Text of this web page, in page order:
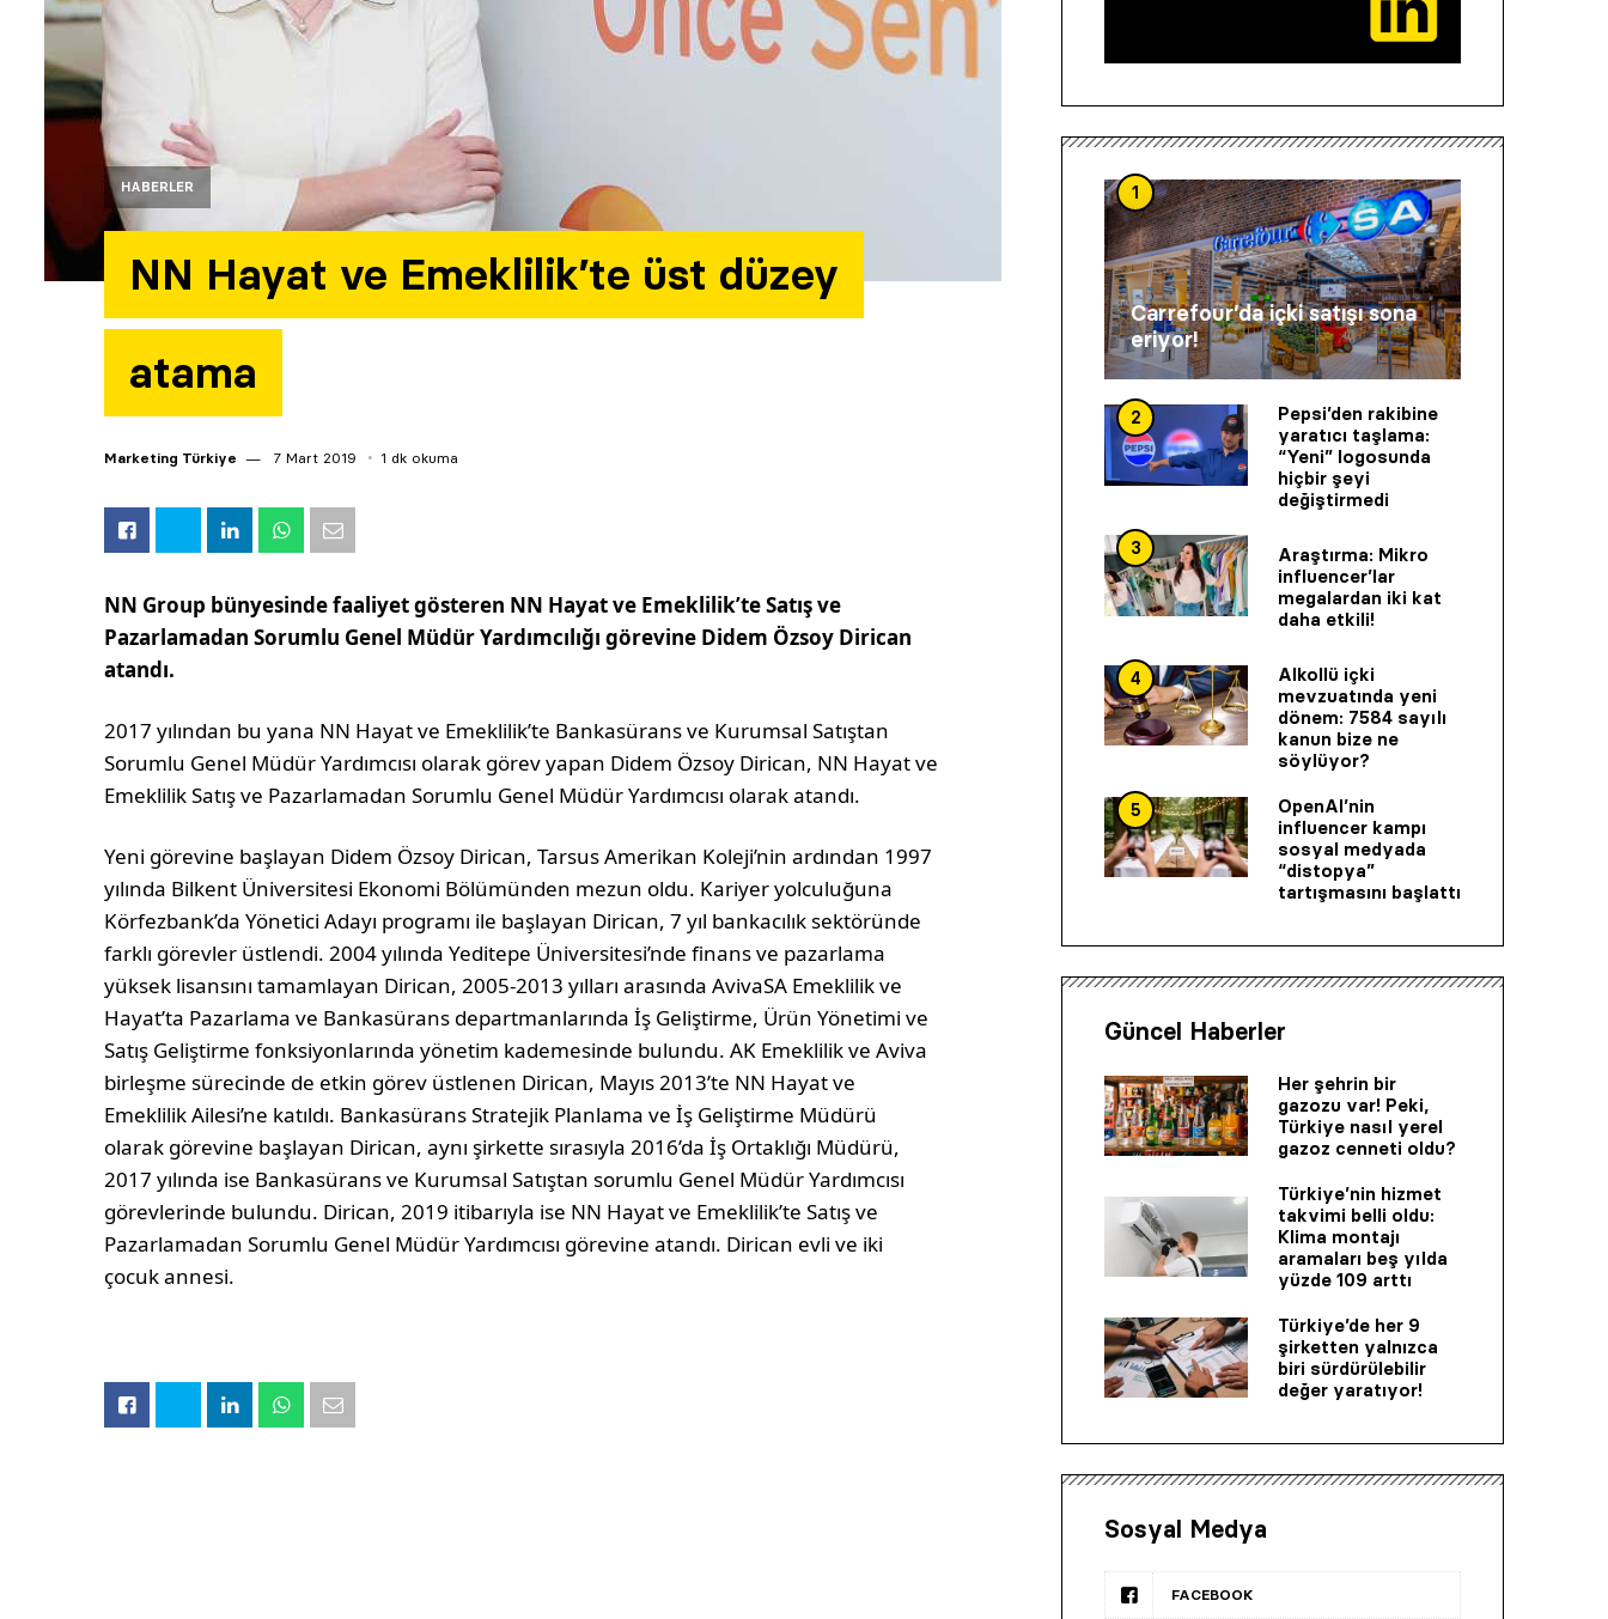
HABERLER
NN Hayat ve Emeklilik’te üst düzey
atama
Marketing Türkiye 7 Mart 2019 1 dk okuma
NN Group bünyesinde faaliyet gösteren NN Hayat ve Emeklilik’te Satış ve
Pazarlamadan Sorumlu Genel Müdür Yardımcılığı görevine Didem Özsoy Dirican
atandı.
2017 yılından bu yana NN Hayat ve Emeklilik’te Bankasürans ve Kurumsal Satıştan
Sorumlu Genel Müdür Yardımcısı olarak görev yapan Didem Özsoy Dirican, NN Hayat ve
Emeklilik Satış ve Pazarlamadan Sorumlu Genel Müdür Yardımcısı olarak atandı.
Yeni görevine başlayan Didem Özsoy Dirican, Tarsus Amerikan Koleji’nin ardından 1997
yılında Bilkent Üniversitesi Ekonomi Bölümünden mezun oldu. Kariyer yolculuğuna
Körfezbank’da Yönetici Adayı programı ile başlayan Dirican, 7 yıl bankacılık sektöründe
farklı görevler üstlendi. 2004 yılında Yeditepe Üniversitesi’nde finans ve pazarlama
yüksek lisansını tamamlayan Dirican, 2005-2013 yılları arasında AvivaSA Emeklilik ve
Hayat’ta Pazarlama ve Bankasürans departmanlarında İş Geliştirme, Ürün Yönetimi ve
Satış Geliştirme fonksiyonlarında yönetim kademesinde bulundu. AK Emeklilik ve Aviva
birleşme sürecinde de etkin görev üstlenen Dirican, Mayıs 2013’te NN Hayat ve
Emeklilik Ailesi’ne katıldı. Bankasürans Stratejik Planlama ve İş Geliştirme Müdürü
olarak görevine başlayan Dirican, aynı şirkette sırasıyla 2016’da İş Ortaklığı Müdürü,
2017 yılında ise Bankasürans ve Kurumsal Satıştan sorumlu Genel Müdür Yardımcısı
görevlerinde bulundu. Dirican, 2019 itibarıyla ise NN Hayat ve Emeklilik’te Satış ve
Pazarlamadan Sorumlu Genel Müdür Yardımcısı görevine atandı. Dirican evli ve iki
çocuk annesi.
1
Carrefour’da içki satışı sona
eriyor!
2
Pepsi’den rakibine
yaratıcı taşlama:
“Yeni” logosunda
hiçbir şeyi
değiştirmedi
3
Araştırma: Mikro
influencer’lar
megalardan iki kat
daha etkili!
4
Alkollü içki
mevzuatında yeni
dönem: 7584 sayılı
kanun bize ne
söylüyor?
5
OpenAI’nin
influencer kampı
sosyal medyada
“distopya”
tartışmasını başlattı
Güncel Haberler
Her şehrin bir
gazozu var! Peki,
Türkiye nasıl yerel
gazoz cenneti oldu?
Türkiye’nin hizmet
takvimi belli oldu:
Klima montajı
aramaları beş yılda
yüzde 109 arttı
Türkiye’de her 9
şirketten yalnızca
biri sürdürülebilir
değer yaratıyor!
Sosyal Medya
FACEBOOK